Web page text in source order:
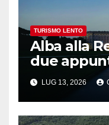
TURISMO LENTO
Alba alla
due
la magia
LUG 13, 2026